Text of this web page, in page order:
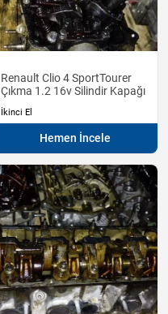
Renault Clio 4 SportTourer
Çıkma 1.2 16v Silindir Kapağı
İkinci El
Hemen İncele